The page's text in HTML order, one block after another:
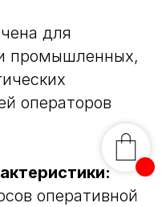
для
промышленных,
операторов
оперативной